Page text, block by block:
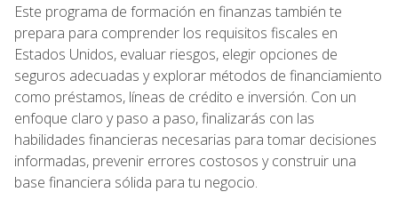
Este programa de formación en finanzas también te
prepara para comprender los requisitos fiscales en
Estados Unidos, evaluar riesgos, elegir opciones de
seguros adecuadas y explorar métodos de financiamiento
como préstamos, líneas de crédito e inversión. Con un
enfoque claro y paso a paso, finalizarás con las
habilidades financieras necesarias para tomar decisiones
informadas, prevenir errores costosos y construir una
base financiera sólida para tu negocio.